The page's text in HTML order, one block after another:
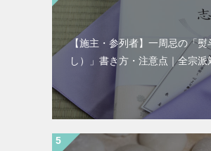
【施主・参列者】一周忌の「熨
し）」書き方・注意点｜全宗派